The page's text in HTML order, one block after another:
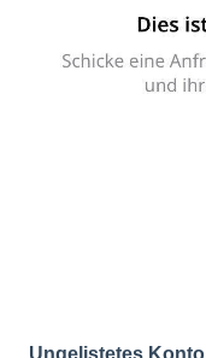
Ungelistetes Konto